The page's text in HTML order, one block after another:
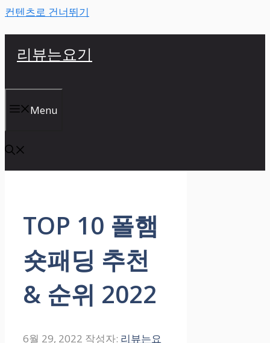
컨텐츠로 건너뛰기
리뷰는요기
Menu
TOP 10 폴햄
숏패딩 추천
& 순위 2022
6월 29, 2022 작성자: 리뷰는요